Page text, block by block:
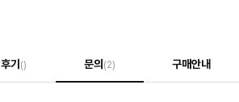
후기() 문의(2) 구매안내